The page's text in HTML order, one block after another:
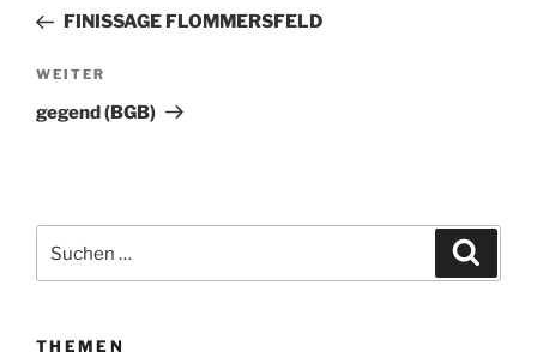
Beitrag
FINISSAGE FLOMMERSFELD
Nächster
Beitrag
WEITER
gegend (BGB)
nach:
THEMEN